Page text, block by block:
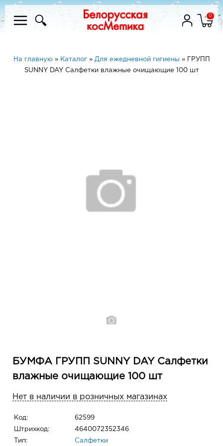
0
На главную» Каталог» Для ежедневной гигиены »
ГРУПП
SUNNY DAY Салфетки влажные очищающие 100 шт
БУМФА ГРУПП SUNNY DAY Салфетки
влажные очищающие 100 шт
Нет в наличии в розничных магазинах
Код: 62599
Штрихкод: 4640072352346
Тип: Салфетки